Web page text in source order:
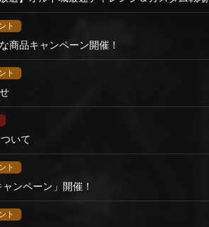
ト
商品キャンペーン開催！
ト
いて
ト
ンペーン」開催！
ト